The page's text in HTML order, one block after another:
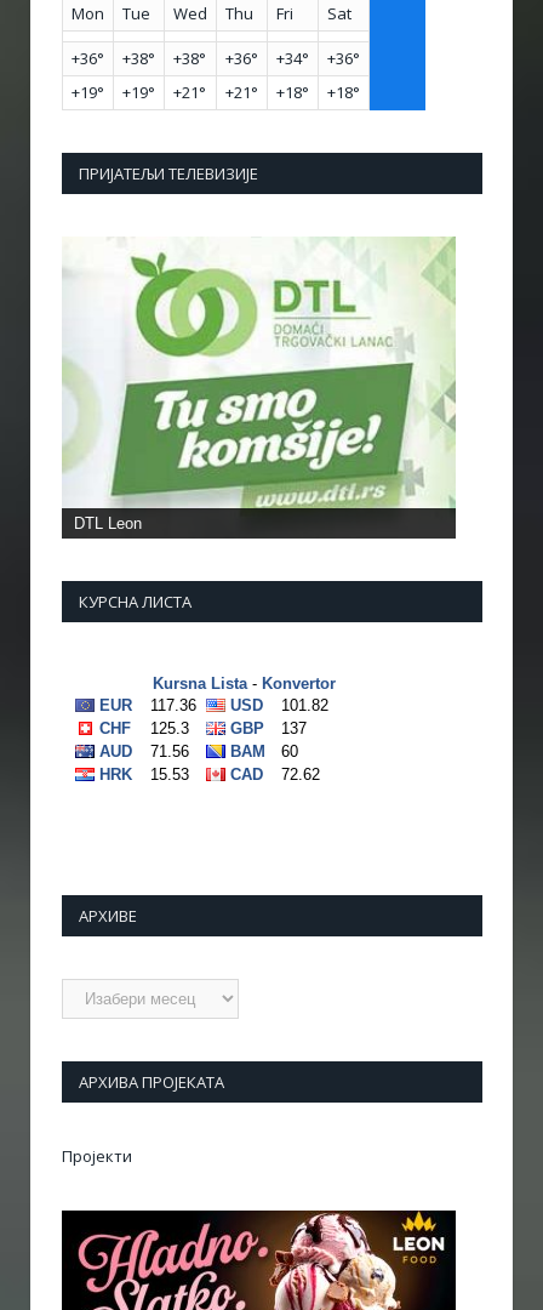
Mon
Tue Wed Thu Fri Sat
+36° +38° +38° +36° +34° +36°
+19° +19° +21° +21° +18° +18°
ПРИЈАТЕЉИ ТЕЛЕВИЗИЈЕ
DTL Leon
КУРСНА ЛИСТА
АРХИВЕ
Архиве
АРХИВА ПРОЈЕКАТА
Пројекти